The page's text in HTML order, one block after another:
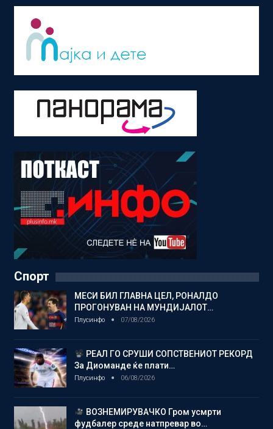
Спорт
МЕСИ БИЛ ГЛАВНА ЦЕЛ, РОНАЛДО
ПРОГОНУВАН НА МУНДИЈАЛОТ…
Плусинфо 07/08/2026
РЕАЛ ГО СРУШИ СОПСТВЕНИОТ РЕКОРД
За Диоманде ќе плати…
Плусинфо 06/08/2026
ВОЗНЕМИРУВАЧКО Гром усмрти
фудбалер среде натпревар во…